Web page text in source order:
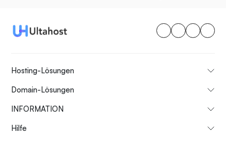
Hosting-Lösungen
Domain-Lösungen
INFORMATION
Hilfe